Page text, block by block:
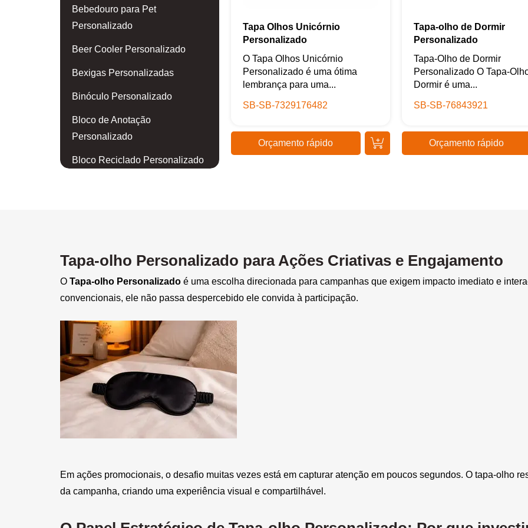
Bebedouro para Pet
Personalizado
Beer Cooler Personalizado
Bexigas Personalizadas
Binóculo Personalizado
Bloco de Anotação
Personalizado
Bloco Reciclado Personalizado
Bola de Golf Personalizada
Bola Inflável Personalizada
Bola Montável Personalizada
Bola Plástica Personalizada
Bolacha de Chopp
Personalizada
Bolacha Personalizada
Bolas de EVA Personalizadas
Bolha de Sabão Personalizada
Personalizada
Tapa Olhos Unicórnio
Personalizado
O Tapa Olhos Unicórnio
Personalizado é uma ótima
lembrança para uma...
SB-SB-7329176482
Orçamento rápido
Tapa-olho de Dormir
Personalizado
Tapa-Olho de Dormir
Personalizado O Tapa-
Dormir é uma...
SB-SB-76843921
Orçamento rápido
Tapa-olho Personalizado para Ações Criativas e Engajamento
O Tapa-olho Personalizado é uma escolha direcionada para campanhas que exigem impacto imediato e
convencionais, ele não passa despercebido ele convida à participação.
Em ações promocionais, o desafio muitas vezes está em capturar atenção em poucos segundos. O tapa-olho
da campanha, criando uma experiência visual e compartilhável.